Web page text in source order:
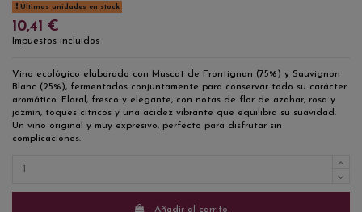
Últimas unidades en stock
10,41 €
Impuestos incluidos
Vino ecológico elaborado con Muscat de Frontignan (75%) y Sauvignon
Blanc (25%), fermentados conjuntamente para conservar todo su carácter
aromático. Floral, fresco y elegante, con notas de flor de azahar, rosa y
jazmín, toques cítricos y una acidez vibrante que equilibra su suavidad.
Un vino original y muy expresivo, perfecto para disfrutar sin
complicaciones.
Añadir al carrito